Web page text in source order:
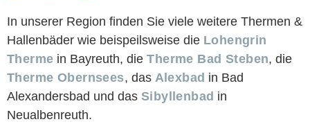
In unserer Region finden Sie viele weitere Thermen &
Hallenbäder wie beispeilsweise die Lohengrin
Therme in Bayreuth, dieTherme Bad Steben, die
Therme Obernsees, das Alexbad in Bad
Alexandersbad und das Sibyllenbad in
Neualbenreuth.